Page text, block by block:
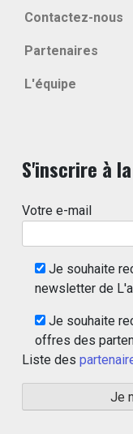
Contactez-nous
Partenaires
L'équipe
S'inscrire à
Votre e-mail
Je souhaite
newsletter de
Je souhaite
offres des
Liste des